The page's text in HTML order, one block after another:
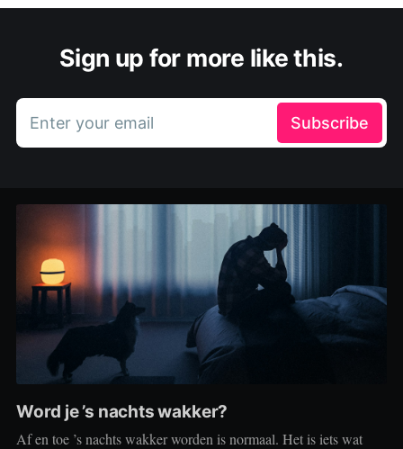
Sign up for more like this.
Enter your email Subscribe
Word je ’s nachts wakker?
Af en toe ’s nachts wakker worden is normaal. Het is iets wat